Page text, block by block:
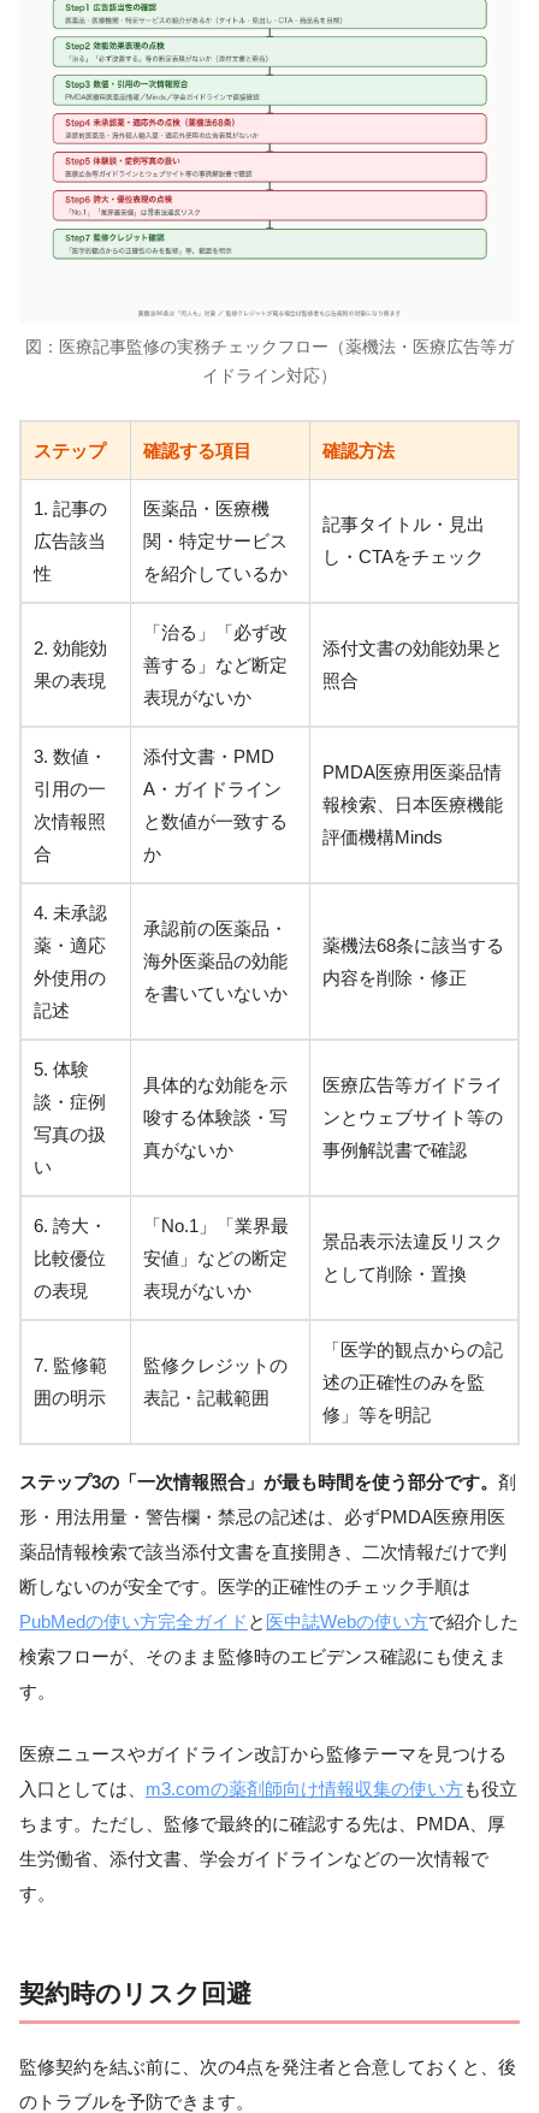
図：医療記事監修の実務チェックフロー（薬機法・医療広告等ガ
イドライン対応）
ステップ 確認する項目 確認方法
1. 記事の
広告該当
性
医薬品・医療機
関・特定サービス
を紹介しているか
記事タイトル・見出
し・CTAをチェック
2. 効能効
果の表現
「治る」「必ず改
善する」など断定
表現がないか
添付文書の効能効果と
照合
3. 数値・
引用の一
次情報照
合
添付文書・PMD
A・ガイドライン
と数値が一致する
か
PMDA医療用医薬品情
報検索、日本医療機能
評価機構Minds
4. 未承認
薬・適応
外使用の
記述
承認前の医薬品・
海外医薬品の効能
を書いていないか
薬機法68条に該当する
内容を削除・修正
5. 体験
談・症例
写真の扱
い
具体的な効能を示
唆する体験談・写
真がないか
医療広告等ガイドライ
ンとウェブサイト等の
事例解説書で確認
6. 誇大・
比較優位
の表現
「No.1」「業界最
安値」などの断定
表現がないか
景品表示法違反リスク
として削除・置換
7. 監修範
囲の明示
監修クレジットの
表記・記載範囲
「医学的観点からの記
述の正確性のみを監
修」等を明記
ステップ3の「一次情報照合」が最も時間を使う部分です。 剤
形・用法用量・警告欄・禁忌の記述は、必ずPMDA医療用医
薬品情報検索で該当添付文書を直接開き、二次情報だけで判
断しないのが安全です。医学的正確性のチェック手順は
PubMedの使い方完全ガイド と 医中誌Webの使い方で紹介した
検索フローが、そのまま監修時のエビデンス確認にも使えま
す。
医療ニュースやガイドライン改訂から監修テーマを見つける
入口としては、 m3.comの薬剤師向け情報収集の使い方も役立
ちます。ただし、監修で最終的に確認する先は、PMDA、厚
生労働省、添付文書、学会ガイドラインなどの一次情報で
す。
契約時のリスク回避
監修契約を結ぶ前に、次の4点を発注者と合意しておくと、後
のトラブルを予防できます。